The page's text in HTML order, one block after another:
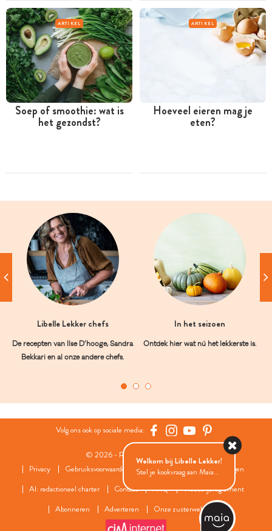
ARTIKEL
Soep of smoothie: wat is
het gezondst?
ARTIKEL
Hoeveel eieren mag je
eten?
Libelle Lekker chefs
De recepten van Ilse D’hooge, Sandra
Bekkari en al onze andere chefs.
In het seizoen
Ontdek hier wat nú het lekkerste is.
Volg ons ook op sociale media:
© 2026 - Roularta Media Group
Privacy
Gebruiksvoorwaarden Cookies
Cookies instellingen
AI: redactioneel charter
Contact FAQ
Wedstrijdreglement
Abonneren
Adverteren Onze zusterwebsites
Welkom bij Libelle Lekker!
Stel je kookvraag aan Maia...